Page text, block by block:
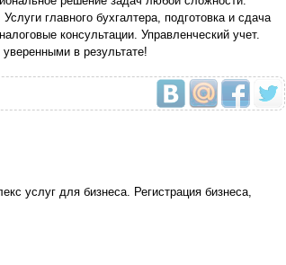
главного бухгалтера, подготовка и сдача
консультации. Управленческий учет.
в результате!
услуг для бизнеса. Регистрация бизнеса,